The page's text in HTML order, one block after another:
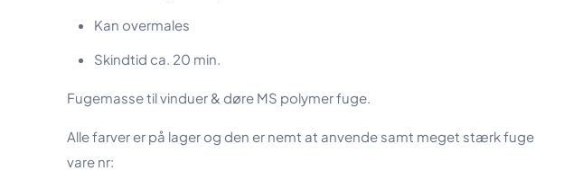
Kan overmales
Skindtid ca. 20 min.
Fugemasse til vinduer & døre MS polymer fuge.
Alle farver er på lager og den er nemt at anvende samt meget stærk fuge
vare nr: